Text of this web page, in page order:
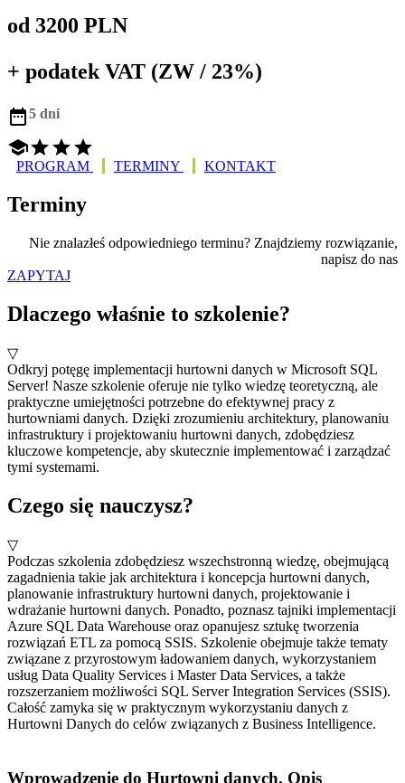
od 3200 PLN
+ podatek VAT (ZW / 23%)
5 dni

PROGRAM TERMINY KONTAKT
Terminy
Nie znalazłeś odpowiedniego terminu? Znajdziemy rozwiązanie,
napisz do nas
ZAPYTAJ
Dlaczego właśnie to szkolenie?
▽
Odkryj potęgę implementacji hurtowni danych w Microsoft SQL
Server! Nasze szkolenie oferuje nie tylko wiedzę teoretyczną, ale
praktyczne umiejętności potrzebne do efektywnej pracy z
hurtowniami danych. Dzięki zrozumieniu architektury, planowaniu
infrastruktury i projektowaniu hurtowni danych, zdobędziesz
kluczowe kompetencje, aby skutecznie implementować i zarządzać
tymi systemami.
Czego się nauczysz?
▽
Podczas szkolenia zdobędziesz wszechstronną wiedzę, obejmującą
zagadnienia takie jak architektura i koncepcja hurtowni danych,
planowanie infrastruktury hurtowni danych, projektowanie i
wdrażanie hurtowni danych. Ponadto, poznasz tajniki implementacji
Azure SQL Data Warehouse oraz opanujesz sztukę tworzenia
rozwiązań ETL za pomocą SSIS. Szkolenie obejmuje także tematy
związane z przyrostowym ładowaniem danych, wykorzystaniem
usług Data Quality Services i Master Data Services, a także
rozszerzaniem możliwości SQL Server Integration Services (SSIS).
Całość zamyka się w praktycznym wykorzystaniu danych z
Hurtowni Danych do celów związanych z Business Intelligence.
Wprowadzenie do Hurtowni danych. Opis